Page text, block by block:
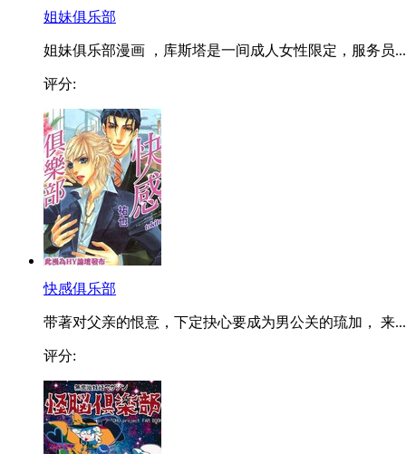
姐妹俱乐部
姐妹俱乐部漫画 ，库斯塔是一间成人女性限定，服务员...
评分:
快感俱乐部
带著对父亲的恨意，下定抉心要成为男公关的琉加， 来...
评分: